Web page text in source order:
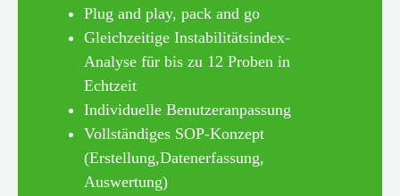
Plug and play, pack and go
Gleichzeitige Instabilitätsindex-
Analyse für bis zu 12 Proben in
Echtzeit
Individuelle Benutzeranpassung
Vollständiges SOP-Konzept
(Erstellung,Datenerfassung,
Auswertung)